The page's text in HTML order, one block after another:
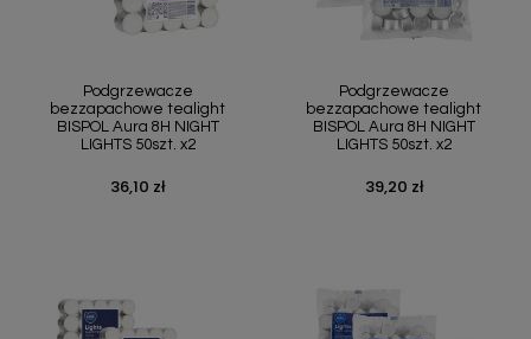
Podgrzewacze
bezzapachowe tealight
BISPOL Aura 8H NIGHT
LIGHTS 50szt. x2
Cena
36,10 zł
Podgrzewacze
bezzapachowe tealight
BISPOL Aura 8H NIGHT
LIGHTS 50szt. x2
Cena
39,20 zł